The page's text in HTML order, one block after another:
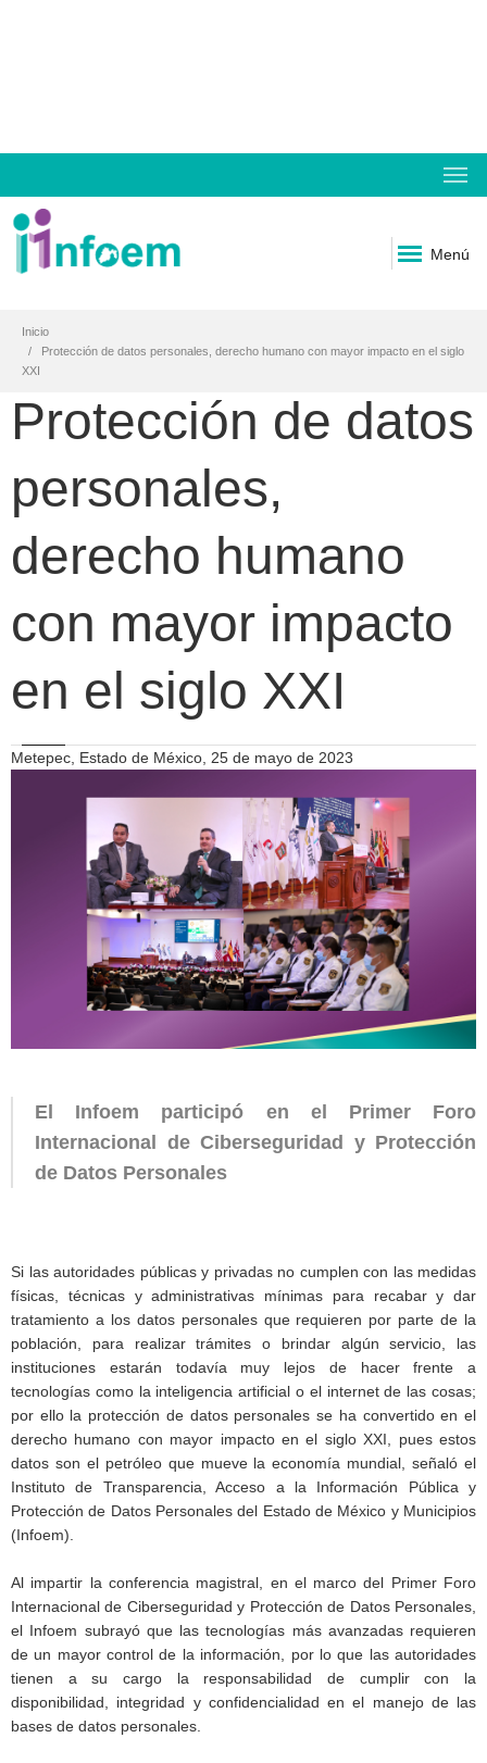
Menú
Inicio
Protección de datos personales, derecho humano con mayor impacto en el siglo
XXI
Protección de datos
personales,
derecho humano
con mayor impacto
en el siglo XXI
Metepec, Estado de México, 25 de mayo de 2023
El Infoem participó en el Primer Foro
Internacional de Ciberseguridad y Protección
de Datos Personales
Si las autoridades públicas y privadas no cumplen con las medidas
físicas, técnicas y administrativas mínimas para recabar y dar
tratamiento a los datos personales que requieren por parte de la
población, para realizar trámites o brindar algún servicio, las
instituciones estarán todavía muy lejos de hacer frente a
tecnologías como la inteligencia artificial o el internet de las cosas;
por ello la protección de datos personales se ha convertido en el
derecho humano con mayor impacto en el siglo XXI, pues estos
datos son el petróleo que mueve la economía mundial, señaló el
Instituto de Transparencia, Acceso a la Información Pública y
Protección de Datos Personales del Estado de México y Municipios
(Infoem).
Al impartir la conferencia magistral, en el marco del Primer Foro
Internacional de Ciberseguridad y Protección de Datos Personales,
el Infoem subrayó que las tecnologías más avanzadas requieren
de un mayor control de la información, por lo que las autoridades
tienen a su cargo la responsabilidad de cumplir con la
disponibilidad, integridad y confidencialidad en el manejo de las
bases de datos personales.